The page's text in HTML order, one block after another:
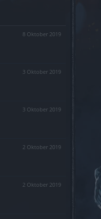
8 Oktober 2019
3 Oktober 2019
3 Oktober 2019
2 Oktober 2019
2 Oktober 2019